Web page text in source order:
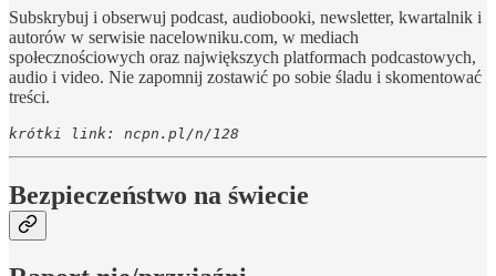
Subskrybuj i obserwuj podcast, audiobooki, newsletter, kwartalnik i
autorów w serwisie nacelowniku.com, w mediach
społecznościowych oraz największych platformach podcastowych,
audio i video. Nie zapomnij zostawić po sobie śladu i skomentować
treści.
krótki link: ncpn.pl/n/128
Bezpieczeństwo na świecie